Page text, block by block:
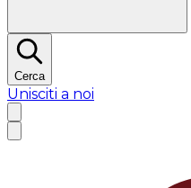
Cerca
Unisciti a noi